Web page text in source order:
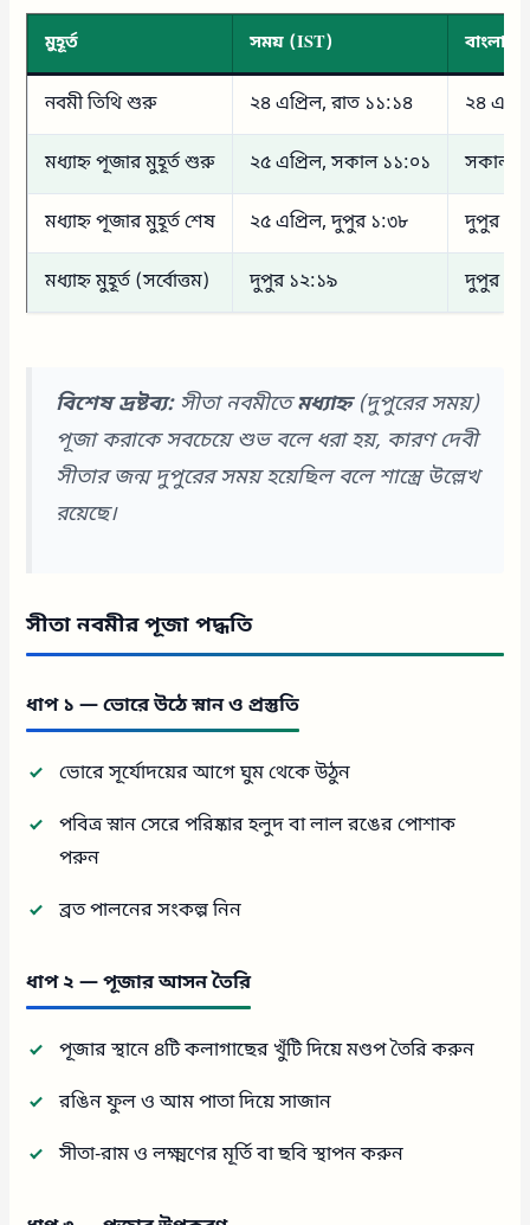
মুহূর্ত সময় (IST)
নবমী তিথি শুরু ২৪ এপ্রিল, রাত ১১:১৪ ২৪
মধ্যাহ্ন পূজার মুহূর্ত শুরু ২৫ এপ্রিল, সকাল ১১:০১ সকাল
মধ্যাহ্ন পূজার মুহূর্ত শেষ ২৫ এপ্রিল, দুপুর ১:৩৮ দুপুর
মধ্যাহ্ন মুহূর্ত (সর্বোত্তম) দুপুর ১২:১৯ দুপুর
বিশেষ দ্রষ্টব্য:সীতা নবমীতেমধ্যাহ্ন(দুপুরের সময়)
পূজা করাকে সবচেয়ে শুভ বলে ধরা হয়, কারণ দেবী
সীতার জন্ম দুপুরের সময় হয়েছিল বলে শাস্ত্রে উল্লেখ
রয়েছে।
সীতা নবমীর পূজা পদ্ধতি
ধাপ ১ — ভোরে উঠে স্নান ও প্রস্তুতি
ভোরে সূর্যোদয়ের আগে ঘুম থেকে উঠুন
পবিত্র স্নান সেরে পরিষ্কার হলুদ বা লাল রঙের পোশাক
পরুন
ব্রত পালনের সংকল্প নিন
ধাপ ২ — পূজার আসন তৈরি
পূজার স্থানে ৪টি কলাগাছের খুঁটি দিয়ে মণ্ডপ তৈরি করুন
রঙিন ফুল ও আম পাতা দিয়ে সাজান
সীতা-রাম ও লক্ষ্মণের মূর্তি বা ছবি স্থাপন করুন